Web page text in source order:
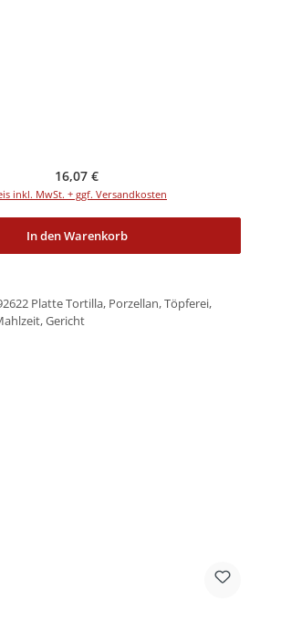
Regulärer Preis:
16,07 €
inkl. MwSt. + ggf. Versandkosten
In den Warenkorb